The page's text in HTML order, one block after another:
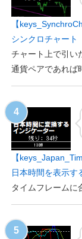
【
シンクロチャート
チャート上で引い
通貨ペアであれば
【
日本時間を表示す
タイムフレームに